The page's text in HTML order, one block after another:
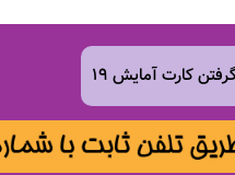
کارت آمایش ۱۹